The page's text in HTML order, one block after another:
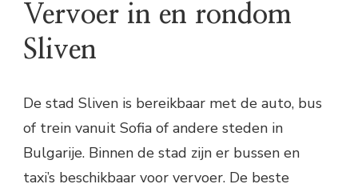
Vervoer in en rondom
Sliven
De stad Sliven is bereikbaar met de auto, bus
of trein vanuit Sofia of andere steden in
Bulgarije. Binnen de stad zijn er bussen en
taxi’s beschikbaar voor vervoer. De beste